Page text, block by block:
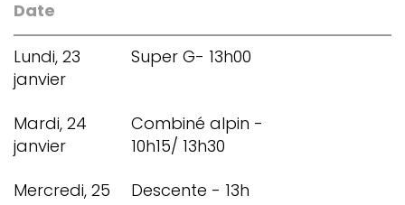
Date
Lundi, 23
janvier
Super G- 13h00
Mardi, 24
janvier
Combiné alpin -
10h15/ 13h30
Mercredi, 25
Descente - 13h